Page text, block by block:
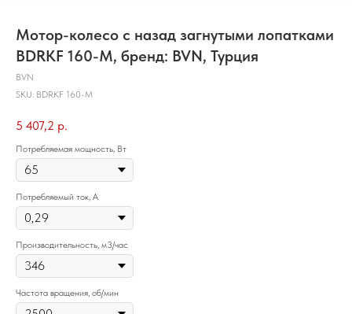
Мотор-колесо с назад загнутыми лопатками
BDRKF 160-M, бренд: BVN, Турция
BVN
SKU: BDRKF 160-M
5 407,2 р.
Потребляемая мощность, Вт
Потребляемый ток, А
Производительность, м3/час
Частота вращения, об/мин